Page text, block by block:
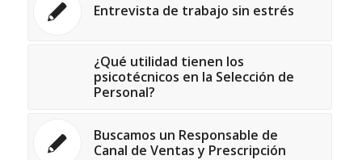
Entrevista de trabajo sin estrés
¿Qué utilidad tienen los
psicotécnicos en la Selección de
Personal?
Buscamos un Responsable de
Canal de Ventas y Prescripción